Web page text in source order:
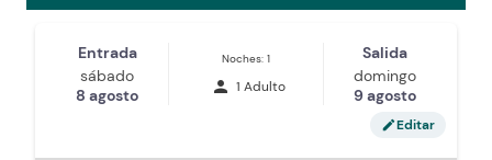
Entrada
sábado
8 agosto
Noches: 1
person 1 Adulto
Salida
domingo
9 agosto
editEditar